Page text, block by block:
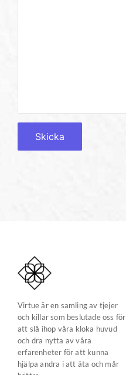
Virtue är en samling av tjejer
och killar som beslutade oss för
att slå ihop våra kloka huvud
och dra nytta av våra
erfarenheter för att kunna
hjälpa andra i att äta och mår